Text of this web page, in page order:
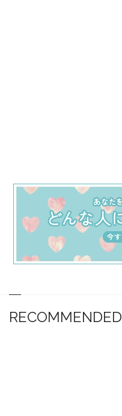
RECOMMENDED